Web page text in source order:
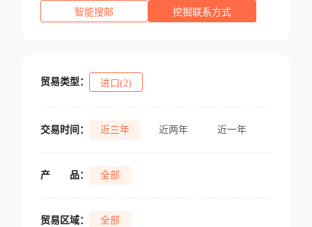
智能搜邮 挖掘联系方式
贸易类型： 进口(2)
交易时间： 近三年 近两年 近一年
产 品： 全部
贸易区域： 全部